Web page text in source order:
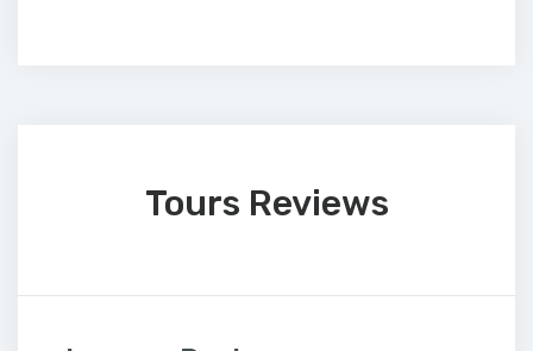
Tours Reviews